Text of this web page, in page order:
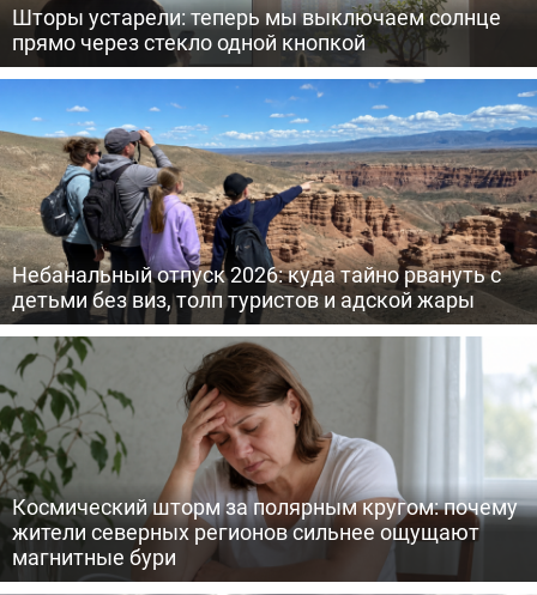
Шторы устарели: теперь мы выключаем солнце
прямо через стекло одной кнопкой
Небанальный отпуск 2026: куда тайно рвануть с
детьми без виз, толп туристов и адской жары
Космический шторм за полярным кругом: почему
жители северных регионов сильнее ощущают
магнитные бури